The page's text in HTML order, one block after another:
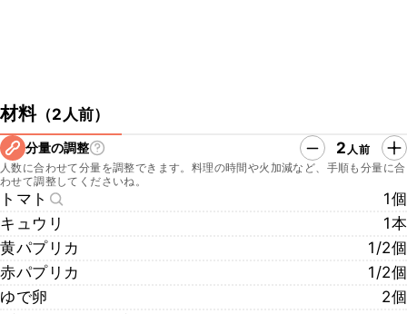
材料（2人前）
分量の調整 2 人前
人数に合わせて分量を調整できます。料理の時間や火加減など、手順も分量に合
わせて調整してくださいね。
トマト
1個
キュウリ
1本
黄パプリカ
1/2個
赤パプリカ
1/2個
ゆで卵
2個